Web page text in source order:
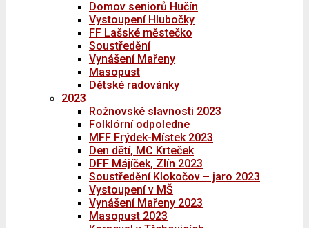
Domov seniorů Hučín
Vystoupení Hlubočky
FF Lašské městečko
Soustředění
Vynášení Mařeny
Masopust
Dětské radovánky
2023
Rožnovské slavnosti 2023
Folklórní odpoledne
MFF Frýdek-Místek 2023
Den dětí, MC Krteček
DFF Májíček, Zlín 2023
Soustředění Klokočov – jaro 2023
Vystoupení v MŠ
Vynášení Mařeny 2023
Masopust 2023